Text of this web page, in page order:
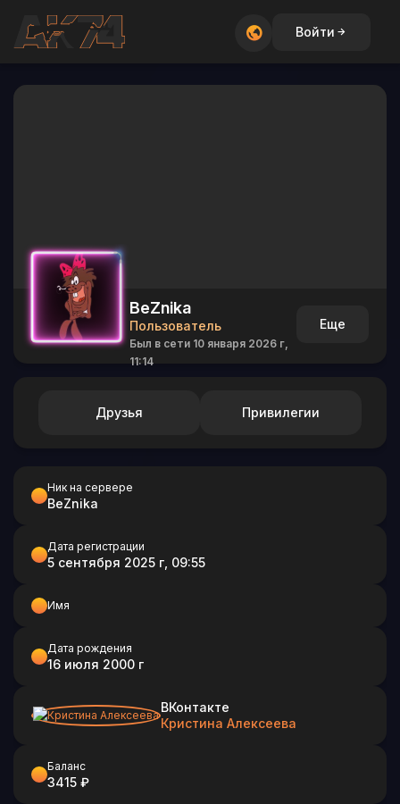
Войти
BeZnika
Пользователь
Был в сети 10 января 2026 г,
11:14
Еще
Друзья Привилегии
Ник на сервере
BeZnika
Дата регистрации
5 сентября 2025 г, 09:55
Имя
Дата рождения
16 июля 2000 г
ВКонтакте
Кристина Алексеева
Баланс
3415 ₽